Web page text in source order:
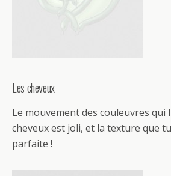
Les cheveux
Le mouvement des couleuvres qui
cheveux est joli, et la texture que
parfaite !